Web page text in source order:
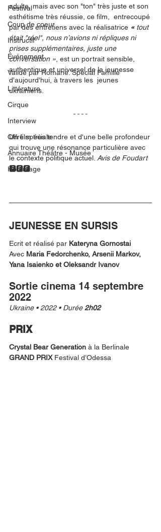
Festival
Coup de coeur
Instructif
Événement
Validé par Romane. Spécial Famille
Littérature
Cirque
Interview
Offre spéciale
Annuaire Théâtre - Musée
Hommage
adulte, mais avec son "ton" très juste et son
esthétisme très réussie, ce film,  entrecoupé
par des entretiens avec la réalisatrice « tout
était "réel", nous n’avions ni répliques ni
prises supplémentaires, juste une
conversation » , est un portrait sensible,
authentique et universel de la jeunesse
d'aujourd'hui, à travers les  jeunes
ukrainiens.
Un film très tendre et d'une belle profondeur
qui trouve une résonance particulière avec
le contexte politique actuel. Avis de Foudart
🅵🅵🅵
JEUNESSE EN SURSIS
Ecrit et réalisé par Kateryna Gornostai
Avec Maria Fedorchenko, Arsenii Markov,
Yana Isaienko et Oleksandr Ivanov
Sortie cinema 14 septembre
2022
Ukraine • 2022 • Durée 2h02
PRIX
Crystal Bear Generation à la Berlinale
GRAND PRIX Festival d’Odessa